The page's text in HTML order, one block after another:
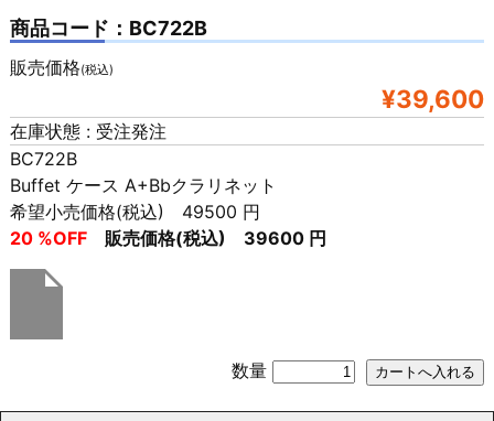
商品コード：BC722B
販売価格(税込)
¥39,600
在庫状態 : 受注発注
BC722B
Buffet ケース A+Bbクラリネット
希望小売価格(税込) 49500 円
20 %OFF販売価格(税込) 39600 円
数量